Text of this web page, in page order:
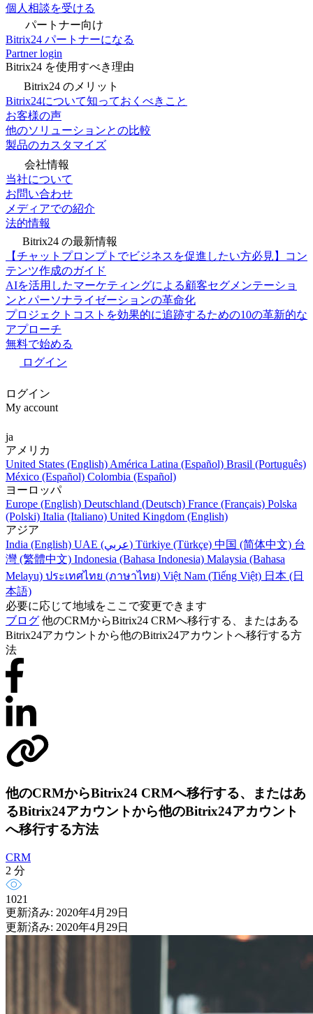
個人相談を受ける
パートナー向け
Bitrix24 パートナーになる
Partner login
Bitrix24 を使用すべき理由
Bitrix24 のメリット
Bitrix24について知っておくべきこと
お客様の声
他のソリューションとの比較
製品のカスタマイズ
会社情報
当社について
お問い合わせ
メディアでの紹介
法的情報
Bitrix24 の最新情報
【チャットプロンプトでビジネスを促進したい方必見】コン
テンツ作成のガイド
AIを活用したマーケティングによる顧客セグメンテーショ
ンとパーソナライゼーションの革命化
プロジェクトコストを効果的に追跡するための10の革新的な
アプローチ
無料で始める
ログイン
ログイン
My account
ja
アメリカ
United States (English) América Latina (Español) Brasil (Português)
México (Español) Colombia (Español)
ヨーロッパ
Europe (English) Deutschland (Deutsch) France (Français) Polska
(Polski) Italia (Italiano) United Kingdom (English)
アジア
India (English)
UAE (عربي) Türkiye (Türkçe) 中国 (简体中文) 台
灣 (繁體中文) Indonesia (Bahasa Indonesia) Malaysia (Bahasa
Melayu) ประเทศไทย (ภาษาไทย) Việt Nam (Tiếng Việt) 日本 (日
本語)
必要に応じて地域をここで変更できます
ブログ 他のCRMからBitrix24 CRMへ移行する、またはある
Bitrix24アカウントから他のBitrix24アカウントへ移行する方
法
他のCRMからBitrix24 CRMへ移行する、またはあ
るBitrix24アカウントから他のBitrix24アカウント
へ移行する方法
CRM
2 分
1021
更新済み: 2020年4月29日
更新済み: 2020年4月29日